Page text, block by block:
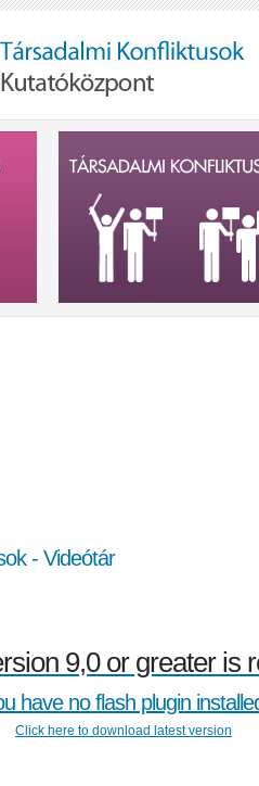
- Videótár
9,0 or greater is
have no flash plugin
Click here to download latest version